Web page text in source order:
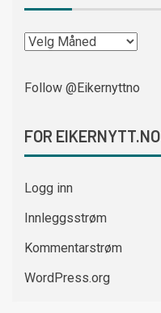
Follow @Eikernyttno
FOR EIKERNYTT.NO
Logg inn
Innleggsstrøm
Kommentarstrøm
WordPress.org